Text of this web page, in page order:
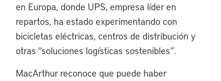
en Europa, donde UPS, empresa líder en
repartos, ha estado experimentando con
bicicletas eléctricas, centros de distribución y
otras “soluciones logísticas sostenibles”.
MacArthur reconoce que puede haber